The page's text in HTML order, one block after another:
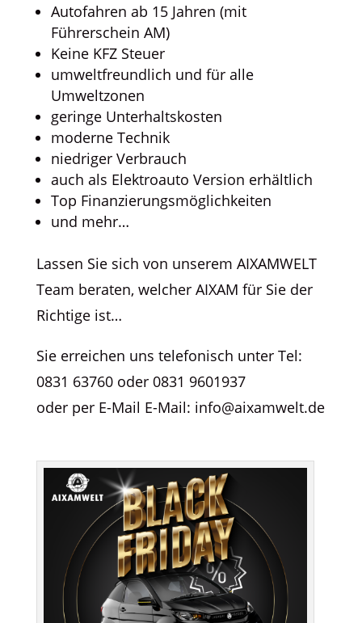
Autofahren ab 15 Jahren (mit
Führerschein AM)
Keine KFZ Steuer
umweltfreundlich und für alle
Umweltzonen
geringe Unterhaltskosten
moderne Technik
niedriger Verbrauch
auch als Elektroauto Version erhältlich
Top Finanzierungsmöglichkeiten
und mehr…
Lassen Sie sich von unserem AIXAMWELT
Team beraten, welcher AIXAM für Sie der
Richtige ist…
Sie erreichen uns telefonisch unter Tel:
0831 63760 oder 0831 9601937
oder per E-Mail E-Mail: info@aixamwelt.de